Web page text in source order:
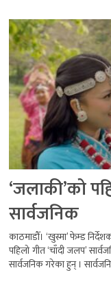
‘जलाकी’को
सार्वजनिक
काठमाडौँ। ‘खुस्मा’ फेम्ड
पहिलो गीत ‘चाँदी जलप’
सार्वजनिक गरेका हुन् ।